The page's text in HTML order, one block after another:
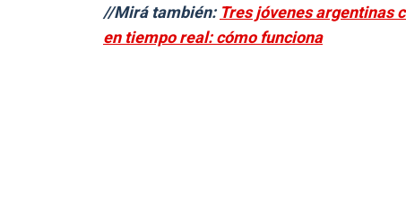
//Mirá también:Tres jóvenes argentinas
en tiempo real: cómo funciona